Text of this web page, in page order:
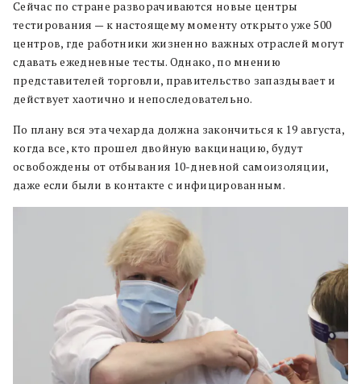
Сейчас по стране разворачиваются новые центры
тестирования — к настоящему моменту открыто уже 500
центров, где работники жизненно важных отраслей могут
сдавать ежедневные тесты. Однако, по мнению
представителей торговли, правительство запаздывает и
действует хаотично и непоследовательно.
По плану вся эта чехарда должна закончиться к 19 августа,
когда все, кто прошел двойную вакцинацию, будут
освобождены от отбывания 10-дневной самоизоляции,
даже если были в контакте с инфицированным.